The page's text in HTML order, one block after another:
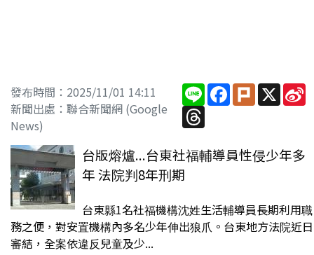
發布時間：2025/11/01 14:11
新聞出處：聯合新聞網 (Google
News)
LineFacebook
PlurkX
Threads
台版熔爐...台東社福輔導員性侵少年多
年 法院判8年刑期
台東縣1名社福機構沈姓生活輔導員長期利用職
務之便，對安置機構內多名少年伸出狼爪。台東地方法院近日
審結，全案依違反兒童及少...